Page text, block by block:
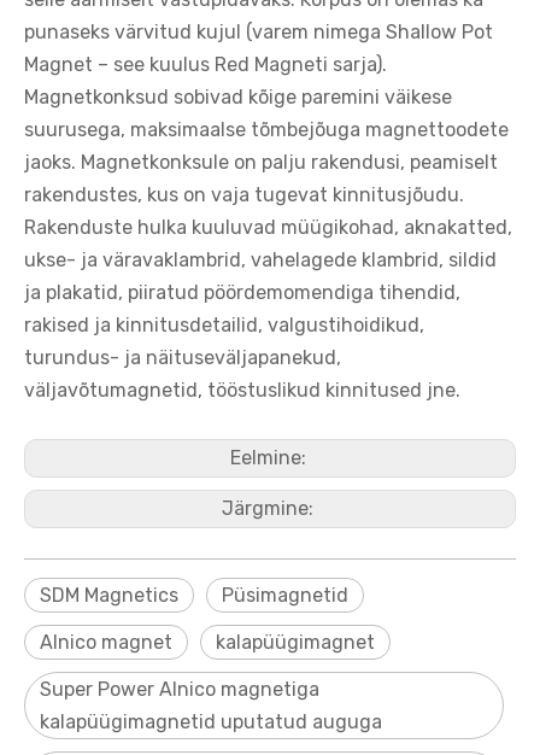
punaseks värvitud kujul (varem nimega Shallow Pot
Magnet – see kuulus Red Magneti sarja).
Magnetkonksud sobivad kõige paremini väikese
suurusega, maksimaalse tõmbejõuga magnettoodete
jaoks. Magnetkonksule on palju rakendusi, peamiselt
rakendustes, kus on vaja tugevat kinnitusjõudu.
Rakenduste hulka kuuluvad müügikohad, aknakatted,
ukse- ja väravaklambrid, vahelagede klambrid, sildid
ja plakatid, piiratud pöördemomendiga tihendid,
rakised ja kinnitusdetailid, valgustihoidikud,
turundus- ja näituseväljapanekud,
väljavõtumagnetid, tööstuslikud kinnitused jne.
Eelmine:
Järgmine:
SDM Magnetics Püsimagnetid
Alnico magnet kalapüügimagnet
Super Power Alnico magnetiga
kalapüügimagnetid uputatud auguga